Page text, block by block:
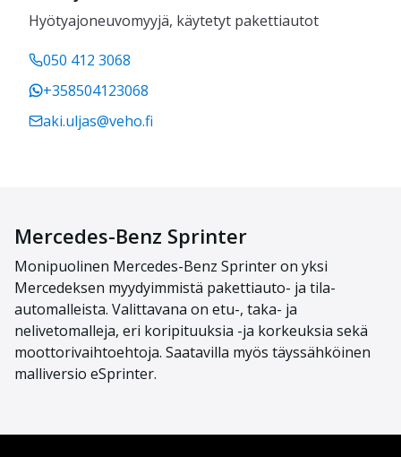
Hyötyajoneuvomyyjä, käytetyt pakettiautot
050 412 3068
+358504123068
aki.uljas@veho.fi
Mercedes-Benz Sprinter
Monipuolinen Mercedes-Benz Sprinteron yksi
Mercedeksen myydyimmistä pakettiauto- ja tila-
automalleista. Valittavana on etu-, taka- ja
nelivetomalleja, eri koripituuksia -ja korkeuksia sekä
moottorivaihtoehtoja. Saatavilla myös täyssähköinen
malliversio eSprinter.